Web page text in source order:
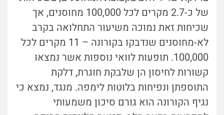
של כ-2.7 מקרים לכל 100,000 מחוסנים, אך
שכיחות זאת נמוכה משיעור התחלואה בקרב
לא-מחוסנים שנדבקו בקורונה – 11 מקרים לכל
100,000. תופעות לוואי נוספות אשר נמצאו
קשורות לחיסון הן שלבקת חוגרת, דלקת
התוספתן ונפיחות בלוטות לימפה. מנגד, נמצא כי
נגיף הקורונה הוא גורם סיכון משמעותי